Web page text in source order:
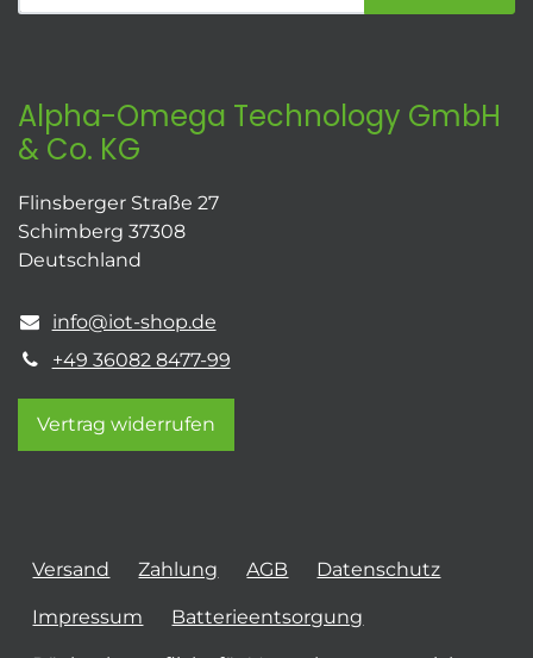
Alpha-Omega Technology GmbH
& Co. KG
Flinsberger Straße 27
Schimberg 37308
Deutschland
info@iot-shop.de
+49 36082 8477-99
Vertrag widerrufen
Versand Zahlung AGB Datenschutz
Impressum Batterieentsorgung